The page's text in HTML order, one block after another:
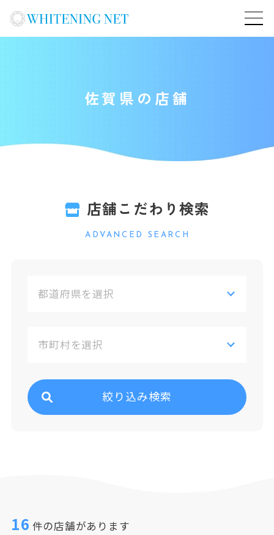
佐賀県の店舗
店舗こだわり検索
ADVANCED SEARCH
絞り込み検索
16 件の店舗があります